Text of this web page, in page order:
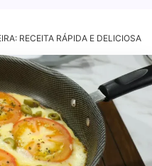
RECEITA RÁPIDA E DELICIOSA